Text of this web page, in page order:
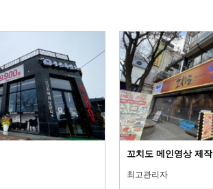
꼬치도 메인영상 제작
최고관리자